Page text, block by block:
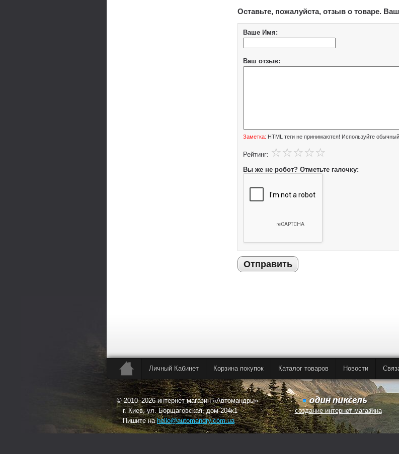
Оставьте, пожалуйста, отзыв о товаре.
Ваше Имя:
Ваш отзыв:
Заметка: HTML теги не принимаются! Используйте обычный
Рейтинг:
Вы же не робот? Отметьте галочку:
Отправить
Личный Кабинет Корзина покупок Каталог товаров Новости
© 2010–2026 интернет-магазин «Автомандры»
г. Киев, ул. Борщаговская, дом 204к1
Пишите наhello@automandry.com.ua
создание интернет-магазина